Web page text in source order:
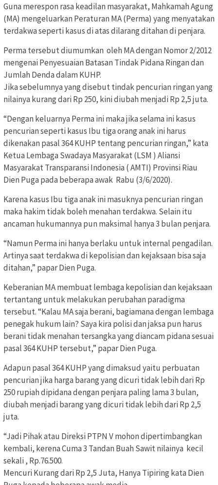
Guna merespon rasa keadilan masyarakat, Mahkamah Agung
(MA) mengeluarkan Peraturan MA (Perma) yang menyatakan
terdakwa seperti kasus di atas dilarang ditahan di penjara.
Perma tersebut diumumkan oleh MA dengan Nomor 2/2012
mengenai Penyesuaian Batasan Tindak Pidana Ringan dan
Jumlah Denda dalam KUHP.
Jika sebelumnya yang disebut tindak pencurian ringan yang
nilainya kurang dari Rp 250, kini diubah menjadi Rp 2,5 juta.
“Dengan keluarnya Perma ini maka jika selama ini kasus
pencurian seperti kasus Ibu tiga orang anak ini harus
dikenakan pasal 364 KUHP tentang pencurian ringan,” kata
Ketua Lembaga Swadaya Masyarakat (LSM ) Aliansi
Masyarakat Transparansi Indonesia ( AMTI) Provinsi Riau
Dien Puga pada beberapa awak Rabu (3/6/2020).
Karena kasus Ibu tiga anak ini masuknya pencurian ringan
maka hakim tidak boleh menahan terdakwa. Selain itu
ancaman hukumannya pun maksimal hanya 3 bulan penjara.
“Namun Perma ini hanya berlaku untuk internal pengadilan.
Artinya saat terdakwa di kepolisian dan kejaksaan bisa saja
ditahan,” papar Dien Puga.
Keberanian MA membuat lembaga kepolisian dan kejaksaan
tertantang untuk melakukan perubahan paradigma
tersebut. “Kalau MA saja berani, bagiamana dengan lembaga
penegak hukum lain? Saya kira polisi dan jaksa pun harus
berani tidak menahan tersangka yang diancam pidana sesuai
pasal 364 KUHP tersebut,” papar Dien Puga.
Adapun pasal 364 KUHP yang dimaksud yaitu perbuatan
pencurian jika harga barang yang dicuri tidak lebih dari Rp
250 rupiah dipidana dengan penjara paling lama 3 bulan,
diubah menjadi barang yang dicuri tidak lebih dari Rp 2,5
juta.
“Jadi Pihak atau Direksi PTPN V mohon dipertimbangkan
kembali, kerena Cuma 3 Tandan Buah Sawit nilainya kecil
sekali , Rp.76.500.
Mencuri Kurang dari Rp 2,5 Juta, Hanya Tipiring kata Dien